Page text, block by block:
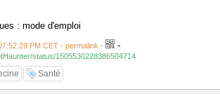
: mode d'emploi
PM CET - permalink - -
status/1505530228386504714
Santé